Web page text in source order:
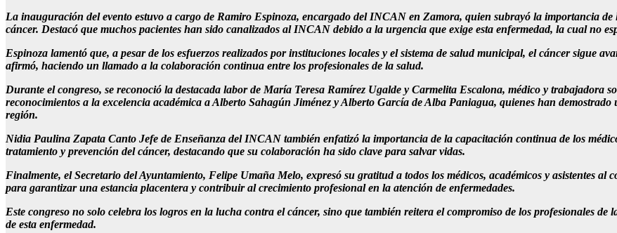
La inauguración del evento estuvo a cargo de Ramiro Espinoza, encargado del INCAN en Zamora, quien subrayó la importancia de
cáncer. Destacó que muchos pacientes han sido canalizados al INCAN debido a la urgencia que exige esta enfermedad, la cual no
Espinoza lamentó que, a pesar de los esfuerzos realizados por instituciones locales y el sistema de salud municipal, el cáncer sigue
afirmó, haciendo un llamado a la colaboración continua entre los profesionales de la salud.
Durante el congreso, se reconoció la destacada labor de María Teresa Ramírez Ugalde y Carmelita Escalona, médico y trabajadora
reconocimientos a la excelencia académica a Alberto Sahagún Jiménez y Alberto García de Alba Paniagua, quienes han
región.
Nidia Paulina Zapata Canto Jefe de Enseñanza del INCAN también enfatizó la importancia de la capacitación continua de los
tratamiento y prevención del cáncer, destacando que su colaboración ha sido clave para salvar vidas.
Finalmente, el Secretario del Ayuntamiento, Felipe Umaña Melo, expresó su gratitud a todos los médicos, académicos y asistentes al
para garantizar una estancia placentera y contribuir al crecimiento profesional en la atención de enfermedades.
Este congreso no solo celebra los logros en la lucha contra el cáncer, sino que también reitera el compromiso de los profesionales
de esta enfermedad.